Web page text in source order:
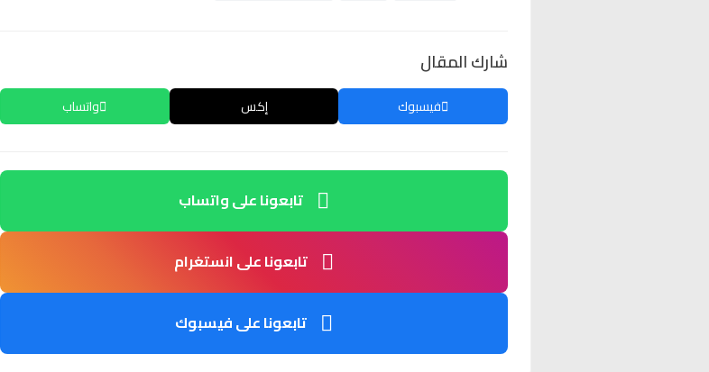
شارك المقال
فيسبوك إكس واتساب
تابعونا على واتساب
تابعونا على انستغرام
تابعونا على فيسبوك